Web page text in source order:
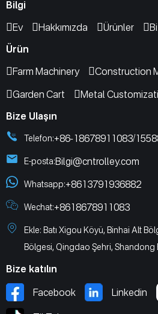
Bilgi
Ev
Hakkımızda Ürünler
Ürün
Farm Machinery
Construction
Garden Cart
Metal
Bize Ulaşın
Telefon:+86-18678911083/
E-posta:Bilgi@cntrolley.com
Whatsapp:+8613791936882
Wechat:+8618678911083
Ekle: Batı Xigou Köyü, Binhai Alt
Bölgesi, Qingdao Şehri, Shandong
Bize katılın
Facebook
Linkedin